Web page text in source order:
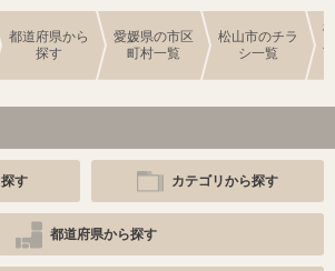
都道府県から
探す
愛媛県の市区
町村一覧
松山市のチラ
シ一覧
す カテゴリから探す
都道府県から探す